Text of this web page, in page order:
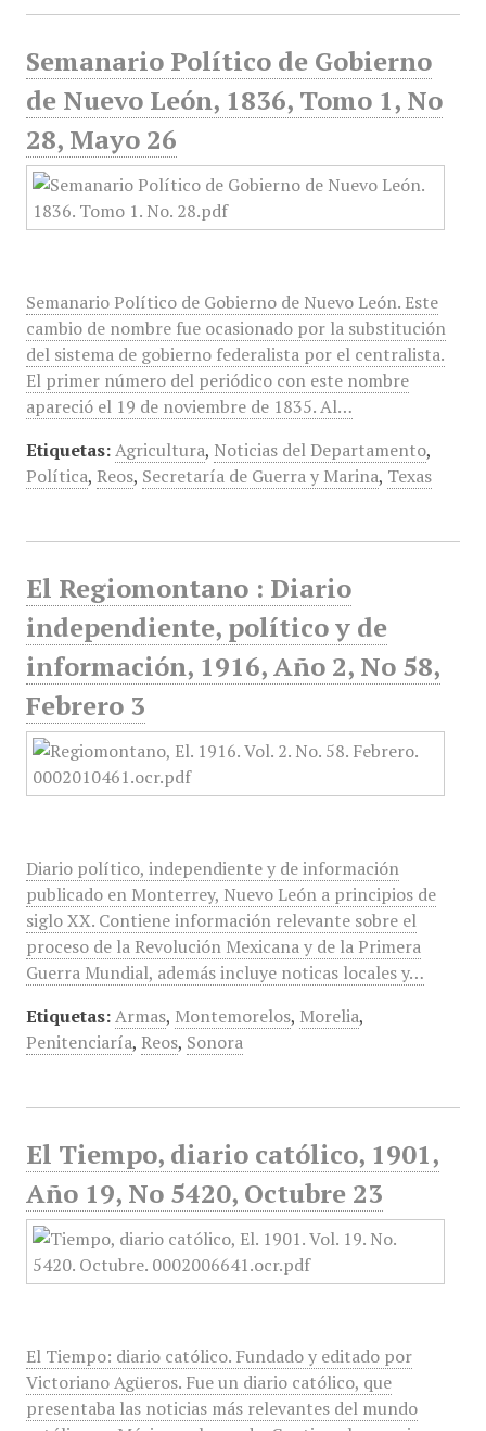
Semanario Político de Gobierno
de Nuevo León, 1836, Tomo 1, No
28, Mayo 26
Semanario Político de Gobierno de Nuevo León. Este
cambio de nombre fue ocasionado por la substitución
del sistema de gobierno federalista por el centralista.
El primer número del periódico con este nombre
apareció el 19 de noviembre de 1835. Al…
Etiquetas: Agricultura, Noticias del Departamento,
Política, Reos, Secretaría de Guerra y Marina, Texas
El Regiomontano : Diario
independiente, político y de
información, 1916, Año 2, No 58,
Febrero 3
Diario político, independiente y de información
publicado en Monterrey, Nuevo León a principios de
siglo XX. Contiene información relevante sobre el
proceso de la Revolución Mexicana y de la Primera
Guerra Mundial, además incluye noticas locales y…
Etiquetas: Armas, Montemorelos, Morelia,
Penitenciaría, Reos, Sonora
El Tiempo, diario católico, 1901,
Año 19, No 5420, Octubre 23
El Tiempo: diario católico. Fundado y editado por
Victoriano Agüeros. Fue un diario católico, que
presentaba las noticias más relevantes del mundo